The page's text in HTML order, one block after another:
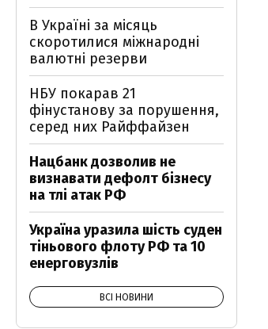
В Україні за місяць
скоротилися міжнародні
валютні резерви
НБУ покарав 21
фінустанову за порушення,
серед них Райффайзен
Нацбанк дозволив не
визнавати дефолт бізнесу
на тлі атак РФ
Україна уразила шість суден
тіньового флоту РФ та 10
енерговузлів
ВСІ НОВИНИ